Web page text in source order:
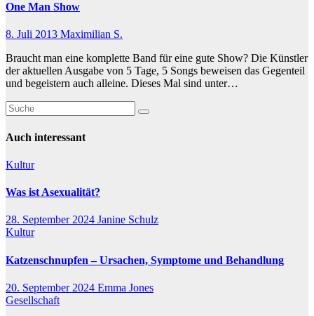
One Man Show
8. Juli 2013 Maximilian S.
Braucht man eine komplette Band für eine gute Show? Die Künstler
der aktuellen Ausgabe von 5 Tage, 5 Songs beweisen das Gegenteil
und begeistern auch alleine. Dieses Mal sind unter…
Auch interessant
Kultur
Was ist Asexualität?
28. September 2024 Janine Schulz
Kultur
Katzenschnupfen – Ursachen, Symptome und Behandlung
20. September 2024 Emma Jones
Gesellschaft